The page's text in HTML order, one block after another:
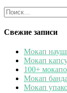
Искать:
Свежие записи
Мокап
Мокап
100+
Мокап
Мокап